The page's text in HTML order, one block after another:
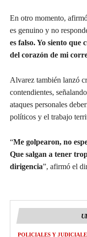
En otro momento,
es genuino y no
es falso. Yo siento que
del corazón de mi
Alvarez también lanzó
contendientes,
ataques personales
políticos y el trabajo
“Me golpearon, no
Que salgan a tener
dirigencia”, afirmó el
POLICIALES Y